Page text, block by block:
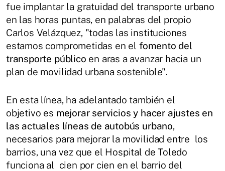
fue implantar la gratuidad del transporte urbano
en las horas puntas, en palabras del propio
Carlos Velázquez, "todas las instituciones
estamos comprometidas en el fomento del
transporte público en aras a avanzar hacia un
plan de movilidad urbana sostenible".
En esta línea, ha adelantado también el
objetivo es mejorar servicios y hacer ajustes en
las actuales líneas de autobús urbano,
necesarios para mejorar la movilidad entre los
barrios, una vez que el Hospital de Toledo
funciona al cien por cien en el barrio del